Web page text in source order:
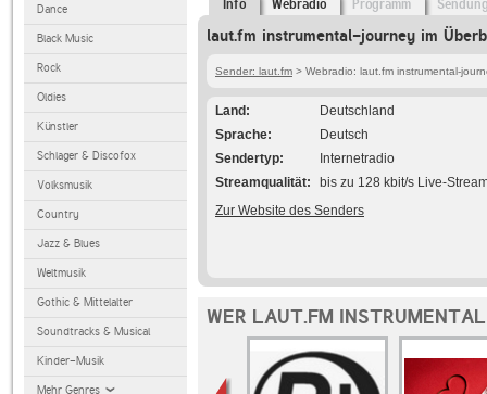
Dance
Black Music
Rock
Oldies
Künstler
Schlager & Discofox
Volksmusik
Country
Jazz & Blues
Weltmusik
Gothic & Mittelalter
Soundtracks & Musical
Kinder-Musik
Mehr Genres
Info Webradio Programm
laut.fm instrumental-journey im
Sender: laut.fm > Webradio: laut.fm instrumental-
Land
Deutschland
Sprache
Deutsch
Sendertyp
Internetradio
Streamqualität
bis zu 128 kbit/s Live-
Zur Website des Senders
WER LAUT.FM